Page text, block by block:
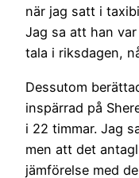
när jag satt i
Jag sa att han
tala i riksdagen,
Dessutom
inspärrad på
i 22 timmar. Jag
men att det
jämförelse med